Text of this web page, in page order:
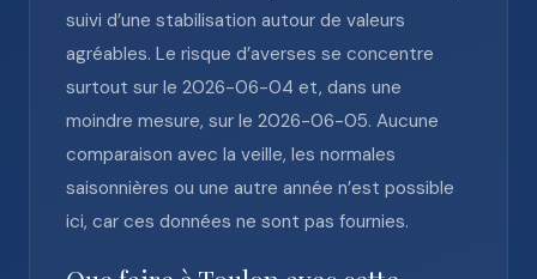
suivi d’une stabilisation autour de valeurs
agréables. Le risque d’averses se concentre
surtout sur le 2026-06-04 et, dans une
moindre mesure, sur le 2026-06-05. Aucune
comparaison avec la veille, les normales
saisonnières ou une autre année n’est possible
ici, car ces données ne sont pas fournies.